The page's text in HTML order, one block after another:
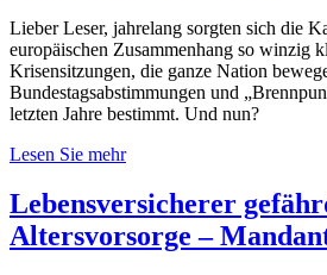
Lieber Leser, jahrelang sorgten sich die
europäischen Zusammenhang so winzig
Krisensitzungen, die ganze Nation
Bundestagsabstimmungen und
letzten Jahre bestimmt. Und nun?
Lesen Sie mehr
Lebensversicherer
Altersvorsorge –